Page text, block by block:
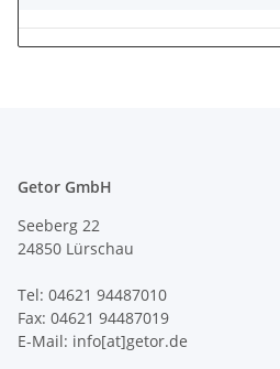
Getor GmbH
Seeberg 22
24850 Lürschau
Tel: 04621 94487010
Fax: 04621 94487019
E-Mail: info[at]getor.de